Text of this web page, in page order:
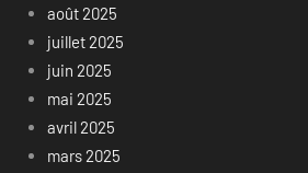
août 2025
juillet 2025
juin 2025
mai 2025
avril 2025
mars 2025